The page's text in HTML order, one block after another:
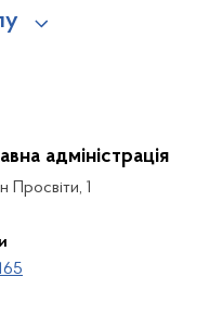
адміністрація
Просвіти, 1